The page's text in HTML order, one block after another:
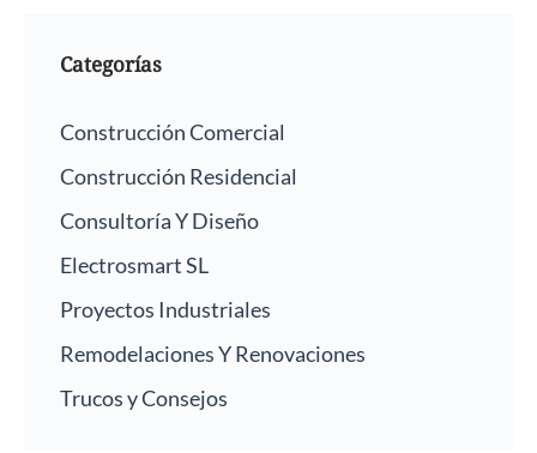
Categorías
Construcción Comercial
Construcción Residencial
Consultoría Y Diseño
Electrosmart SL
Proyectos Industriales
Remodelaciones Y Renovaciones
Trucos y Consejos